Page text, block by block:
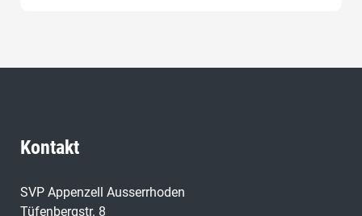
Kontakt
SVP Appenzell Ausserrhoden
Tüfenbergstr. 8